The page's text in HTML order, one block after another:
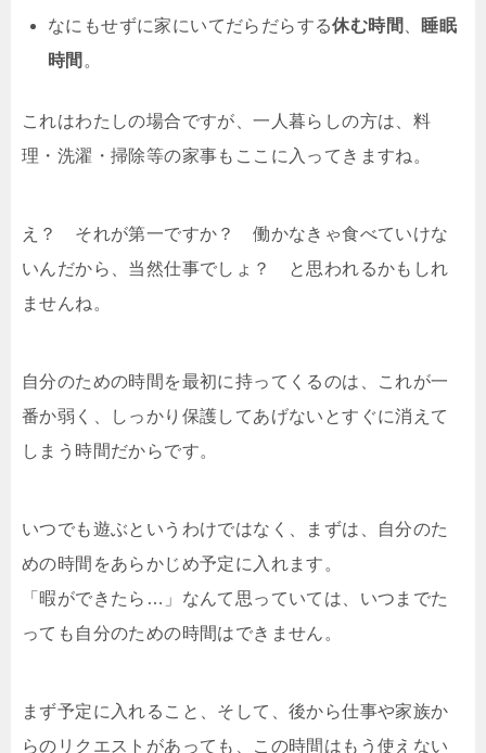
なにもせずに家にいてだらだらする休む時間
睡眠
時間 。
これはわたしの場合ですが、一人暮らしの方は、料
理・洗濯・掃除等の家事もここに入ってきますね。
え？ それが第一ですか？ 働かなきゃ食べていけな
いんだから、当然仕事でしょ？ と思われるかもしれ
ませんね。
自分のための時間を最初に持ってくるのは、これが一
番か弱く、しっかり保護してあげないとすぐに消えて
しまう時間だからです。
いつでも遊ぶというわけではなく、まずは、自分のた
めの時間をあらかじめ予定に入れます。
「暇ができたら…」なんて思っていては、いつまでた
っても自分のための時間はできません。
まず予定に入れること、そして、後から仕事や家族か
らのリクエストがあっても、この時間はもう使えない